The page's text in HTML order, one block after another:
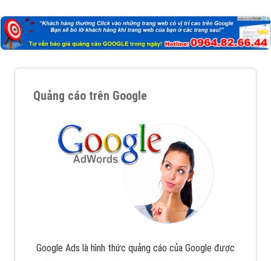
Quảng cáo trên Google
Google Ads là hình thức quảng cáo của Google được